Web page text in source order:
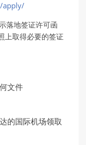
apply/
落地签证许可函
上取得必要的签证
文件
的国际机场领取